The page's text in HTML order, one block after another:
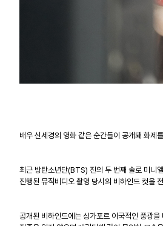
배우 신세경의 영화 같은 순간들이 공개돼 화제
최근 방탄소년단(BTS) 진의 두 번째 솔로 미니
진행된 뮤직비디오 촬영 당시의 비하인드 컷을
공개된 비하인드에는 싱가포르 이국적인 풍광